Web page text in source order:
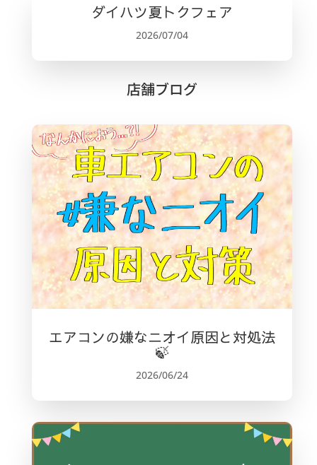
ダイハツ夏トクフェア
2026/07/04
店舗ブログ
エアコンの嫌なニオイ原因と対処法
🍃
2026/06/24